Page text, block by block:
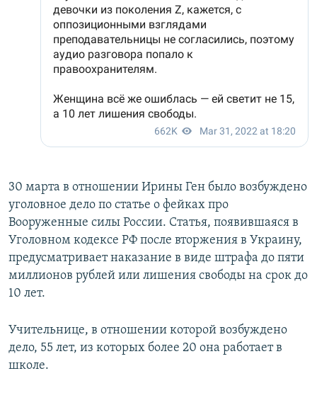
30 марта в отношении Ирины Ген было возбуждено
уголовное дело по статье о фейках про
Вооруженные силы России. Статья, появившаяся в
Уголовном кодексе РФ после вторжения в Украину,
предусматривает наказание в виде штрафа до пяти
миллионов рублей или лишения свободы на срок до
10 лет.
Учительнице, в отношении которой возбуждено
дело, 55 лет, из которых более 20 она работает в
школе.